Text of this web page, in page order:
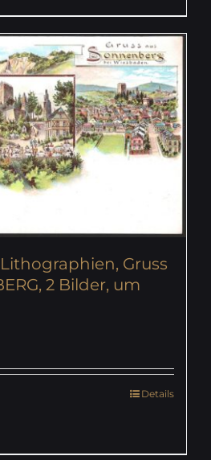
Gruss
2 Bilder, um
Details